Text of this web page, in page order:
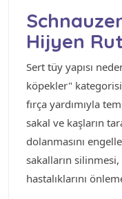
Hijyen
Sert tüy yapısı
köpekler"
fırça yardımıyla
sakal ve kaşların
dolanmasını
sakalların
hastalıklarını